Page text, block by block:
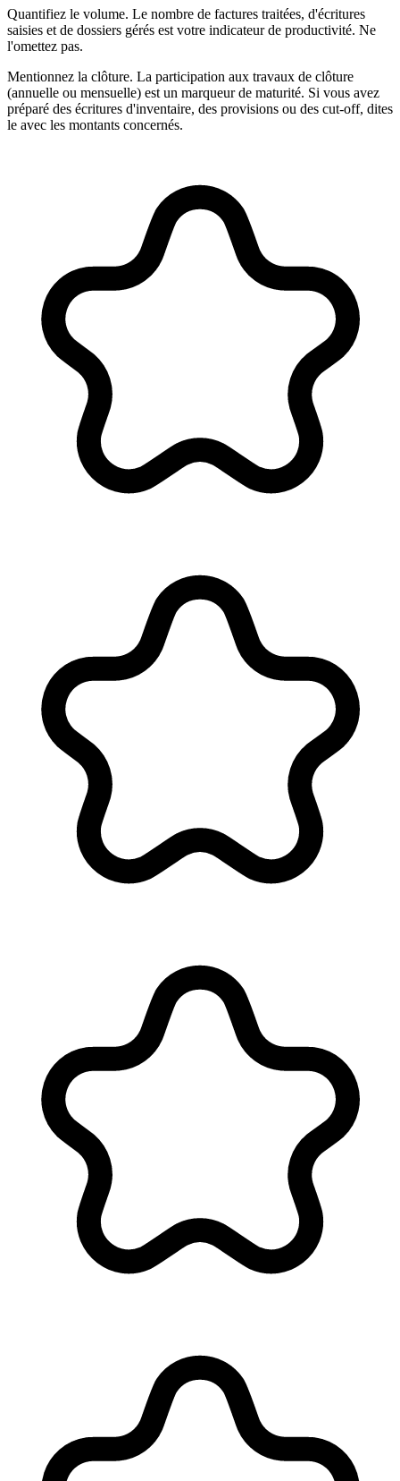
Quantifiez le volume. Le nombre de factures traitées, d'écritures
saisies et de dossiers gérés est votre indicateur de productivité. Ne
l'omettez pas.
Mentionnez la clôture. La participation aux travaux de clôture
(annuelle ou mensuelle) est un marqueur de maturité. Si vous avez
préparé des écritures d'inventaire, des provisions ou des cut-off, dites
le avec les montants concernés.